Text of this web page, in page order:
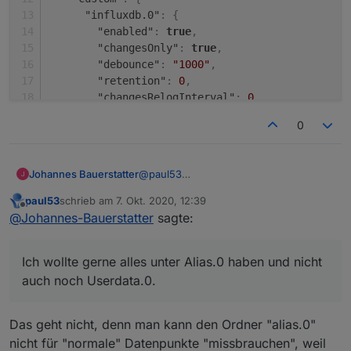
(
+
+
+
-
    ), true);
"influxdb.0" :
{
"enabled" : true,
"changesOnly" : true,
"debounce" : "1000" ,
"retention" : 0,
"changesRelogInterval" : 0
"sourceanalytix.0"
"enabled": true,
"alias"
"StromEG"
"selectedPrice"
"costs": true,
"consumption"
"start_week": 0.9467609300000003,
"start_month": 0.20718035083333336,
0
Johannes Bauerstatter@paul53
haben und nicht auch noch Userdata.0.
So sieht RAW aus:
  "user": "system.user.admin",
  "ts": 1601935200041,
    "type": "number",
    "role": "",
Offline
paul53schrieb am 7. Okt. 2020, 12:39
zuletzt editiert von
@Johannes-Bauerstatter sagte:
Ich wollte gerne alles unter Alias.0 haben und nicht
auch noch Userdata.0.
Das geht nicht, denn man kann den Ordner "alias.0"
nicht für "normale" Datenpunkte "missbrauchen", weil